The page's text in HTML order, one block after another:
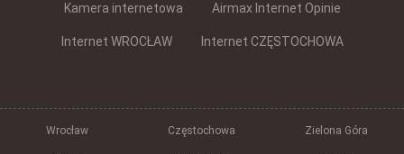
Kamera internetowa Airmax Internet Opinie
Internet WROCŁAW Internet CZĘSTOCHOWA
Wrocław Częstochowa Zielona Góra